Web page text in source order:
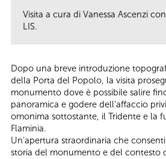
Visita a cura di Vanessa Ascenzi
LIS.
Dopo una breve introduzione
della Porta del Popolo, la visita
monumento dove è possibile salire
panoramica e godere dell’affaccio
omonima sottostante, il Tridente e la
Flaminia.
Un’apertura straordinaria che
storia del monumento e del contesto